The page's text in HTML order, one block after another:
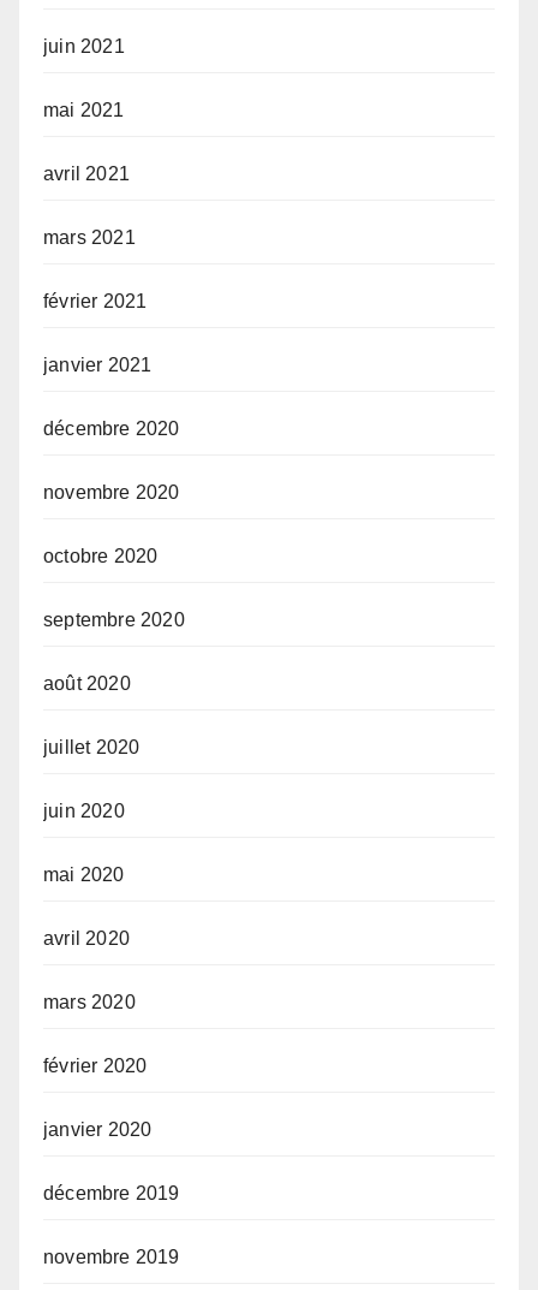
juin 2021
mai 2021
avril 2021
mars 2021
février 2021
janvier 2021
décembre 2020
novembre 2020
octobre 2020
septembre 2020
août 2020
juillet 2020
juin 2020
mai 2020
avril 2020
mars 2020
février 2020
janvier 2020
décembre 2019
novembre 2019